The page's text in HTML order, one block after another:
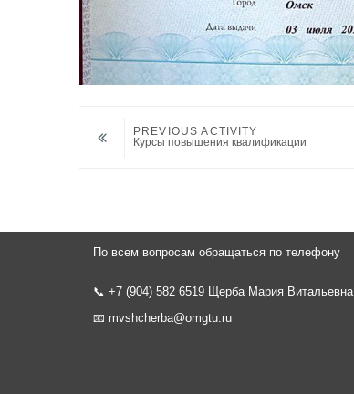
PREVIOUS ACTIVITY
Курсы повышения квалификации
По всем вопросам обращаться по телефону
📞 +7 (904) 582 6519 Щерба Мария Витальевна
📧 mvshcherba@omgtu.ru